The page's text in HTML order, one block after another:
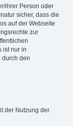
ihrer Person oder
sicher, dass die
auf der Webseite
zur
ist nur in
durch den
der Nutzung der